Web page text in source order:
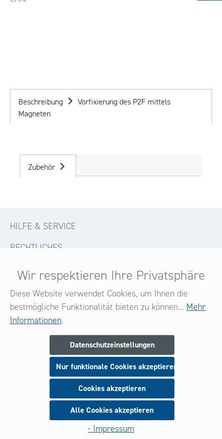
Beschreibung
Vorfixierung des P2F mittels
Magneten
Zubehör
HILFE & SERVICE
RECHTLICHES
KONTAKT
FOLGE UNS
Melden Sie sich jetzt zu unserem Newsletter an
und seien Sie stets über neue Produkte und Angebote
informiert.
Anmeldung
Wir respektieren Ihre Privatsphäre
Diese Website verwendet Cookies, um Ihnen die
bestmögliche Funktionalität bieten zu können... Mehr
Informationen.
Datenschutzeinstellungen
Nur funktionale Cookies akzeptieren
Cookies akzeptieren
Alle Cookies akzeptieren
- Impressum